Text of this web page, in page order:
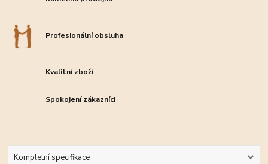
Profesionální obsluha
Kvalitní zboží
Spokojení zákazníci
Kompletní specifikace